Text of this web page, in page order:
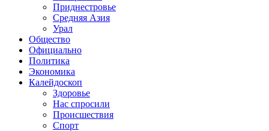
Приднестровье
Средняя Азия
Урал
Общество
Официально
Политика
Экономика
Калейдоскоп
Здоровье
Нас спросили
Происшествия
Спорт